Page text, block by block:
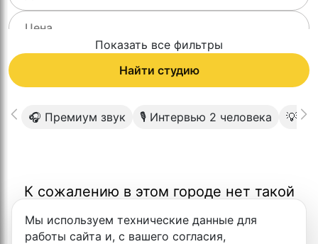
Показать все фильтры
Найти студию
🎧 Премиум звук 🎙 Интервью 2 человека
К сожалению в этом городе нет такой
Мы используем технические данные для
работы сайта и, с вашего согласия,